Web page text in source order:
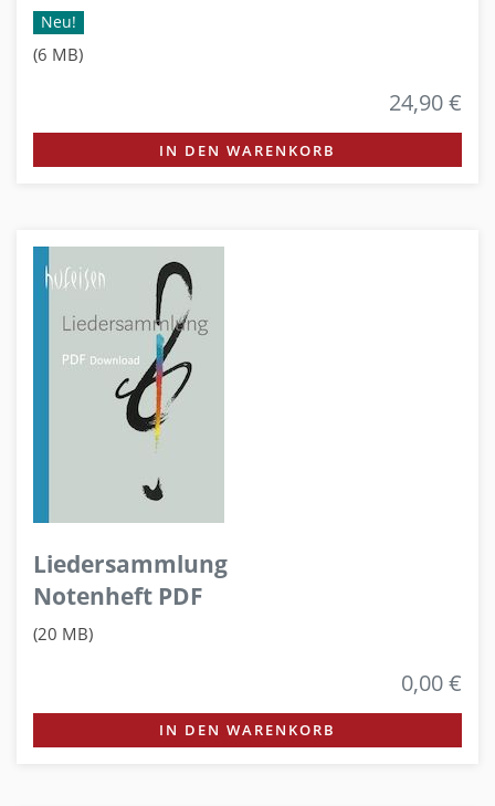
Neu!
(6 MB)
24,90 €
IN DEN WARENKORB
Liedersammlung
Notenheft PDF
(20 MB)
0,00 €
IN DEN WARENKORB